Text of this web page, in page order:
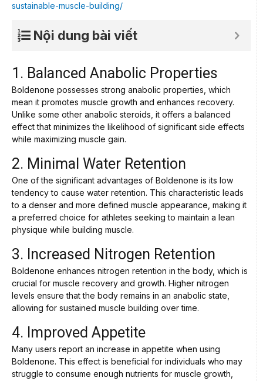
sustainable-muscle-building/
Nội dung bài viết
1. Balanced Anabolic Properties
Boldenone possesses strong anabolic properties, which
mean it promotes muscle growth and enhances recovery.
Unlike some other anabolic steroids, it offers a balanced
effect that minimizes the likelihood of significant side effects
while maximizing muscle gain.
2. Minimal Water Retention
One of the significant advantages of Boldenone is its low
tendency to cause water retention. This characteristic leads
to a denser and more defined muscle appearance, making it
a preferred choice for athletes seeking to maintain a lean
physique while building muscle.
3. Increased Nitrogen Retention
Boldenone enhances nitrogen retention in the body, which is
crucial for muscle recovery and growth. Higher nitrogen
levels ensure that the body remains in an anabolic state,
allowing for sustained muscle building over time.
4. Improved Appetite
Many users report an increase in appetite when using
Boldenone. This effect is beneficial for individuals who may
struggle to consume enough nutrients for muscle growth,